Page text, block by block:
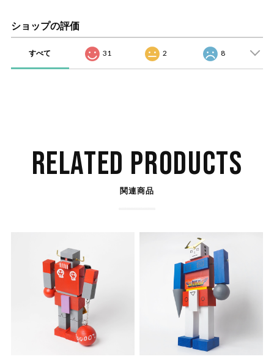
ショップの評価
すべて 31 2 8
RELATED PRODUCTS
関連商品